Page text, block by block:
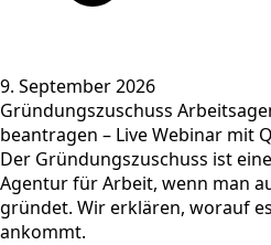
9. September 2026
Gründungszuschuss
beantragen – Live Webinar mit
Der Gründungszuschuss ist
Agentur für Arbeit, wenn man
gründet. Wir erklären, worauf
ankommt.